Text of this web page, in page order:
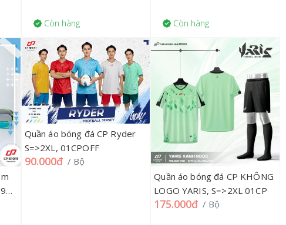
Còn hàng Còn hàng
Quần áo bóng đá CP Ryder
S=>2XL, 01CPOFF
90.000đ / Bộ
Quần áo bóng đá CP KHÔNG
LOGO YARIS, S=>2XL 01CP
175.000đ / Bộ